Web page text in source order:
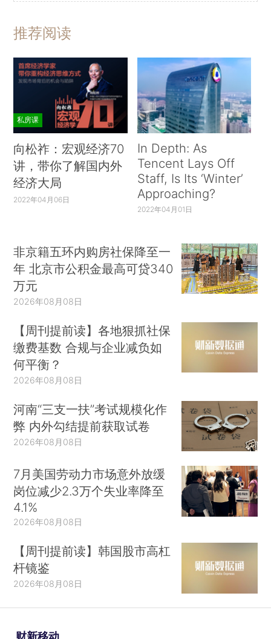
推荐阅读
私房课
向松祚：宏观经济70
讲，带你了解国内外
经济大局
2022年04月06日
In Depth: As
Tencent Lays Off
Staff, Is Its ‘Winter’
Approaching?
2022年04月01日
非京籍五环内购房社保降至一
年 北京市公积金最高可贷340
万元
2026年08月08日
【周刊提前读】各地狠抓社保
缴费基数 合规与企业减负如
何平衡？
2026年08月08日
河南“三支一扶”考试规模化作
弊 内外勾结提前获取试卷
2026年08月08日
7月美国劳动力市场意外放缓
岗位减少2.3万个失业率降至
4.1%
2026年08月08日
【周刊提前读】韩国股市高杠
杆镜鉴
2026年08月08日